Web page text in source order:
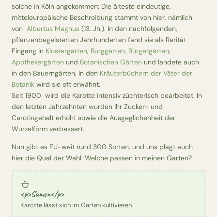
solche in Köln angekommen: Die älteste eindeutige,
mitteleuropäische Beschreibung stammt von hier, nämlich
von Albertus Magnus (13. Jh.). In den nachfolgenden,
pflanzenbegeisterten Jahrhunderten fand sie als Rarität
Eingang in Klostergärten, Burggärten, Bürgergärten,
Apothekergärten und Botanischen Gärten und landete auch
in den Bauerngärten. In den Kräuterbüchern der Väter der
Botanik wird sie oft erwähnt.
Seit 1900 wird die Karotte intensiv züchterisch bearbeitet. In
den letzten Jahrzehnten wurden ihr Zucker- und
Carotingehalt erhöht sowie die Ausgeglichenheit der
Wurzelform verbessert.
Nun gibt es EU-weit rund 300 Sorten, und uns plagt auch
hier die Qual der Wahl: Welche passen in meinen Garten?
<p>Samen</p>
Karotte lässt sich im Garten kultivieren.